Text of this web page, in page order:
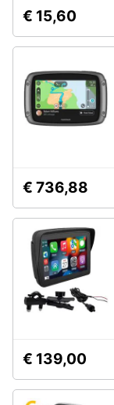
Clima
Arredo
Salute
e
igiene
Beauty
Prima
infanzia
Continental
tkc
70
Vedi
tutti
Ecoscandaglio
garmin
Illuminazione
nautica
Servizi
bordo
Strumentazione
Vedi
€ 15,60
€ 736,88
€ 139,00